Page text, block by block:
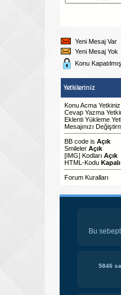
Yeni Mesaj Var
Yeni Mesaj Yok
Konu
Yetkileriniz
Konu Acma Yetkiniz
Cevap Yazma
Eklenti Yükleme
Mesajınızı
BB codeis Açık
Smileler Açık
[IMG]Kodları Açık
HTML-Kodu Kapalı
Forum Kuralları
Bu
5846